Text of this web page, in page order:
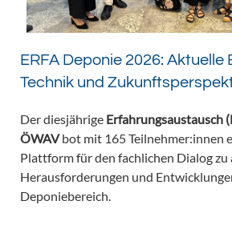
ERFA Deponie 2026:
Technik und
Der diesjährige Erfahrungsaustausch
ÖWAVbot mit 165 Teilnehmer:innen
Plattform für den fachlichen Dialog zu
Herausforderungen und
Deponiebereich.